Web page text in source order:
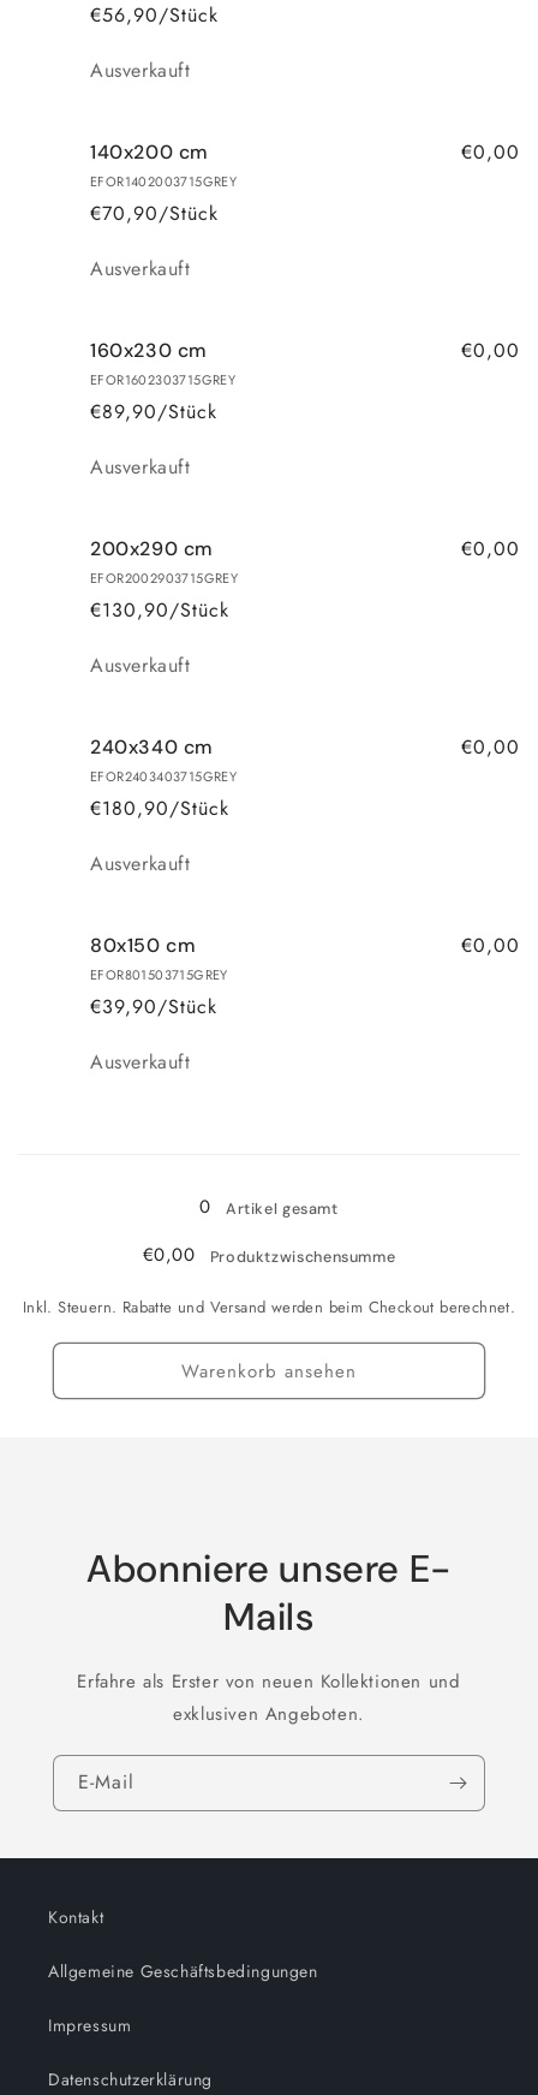
€56,90/Stück
Anzahl
Ausverkauft
140x200 cm
EFOR1402003715GREY
€70,90/Stück
€0,00
Anzahl
Ausverkauft
160x230 cm
EFOR1602303715GREY
€89,90/Stück
€0,00
Anzahl
Ausverkauft
200x290 cm
EFOR2002903715GREY
€130,90/Stück
€0,00
Anzahl
Ausverkauft
240x340 cm
EFOR2403403715GREY
€180,90/Stück
€0,00
Anzahl
Ausverkauft
80x150 cm
EFOR801503715GREY
€39,90/Stück
€0,00
Anzahl
Ausverkauft
0
Artikel gesamt
€0,00 Produktzwischensumme
Inkl. Steuern. Rabatte und Versand werden beim Checkout berechnet.
Warenkorb ansehen
Abonniere unsere E-
Mails
Erfahre als Erster von neuen Kollektionen und
exklusiven Angeboten.
E-Mail
Kontakt
Allgemeine Geschäftsbedingungen
Impressum
Datenschutzerklärung